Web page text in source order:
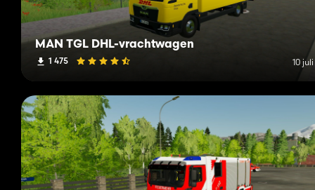
MAN TGL DHL-vrachtwagen
1 475 10